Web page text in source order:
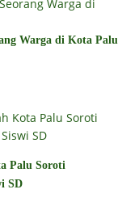
Warga di Kota Palu
Palu Soroti
SD